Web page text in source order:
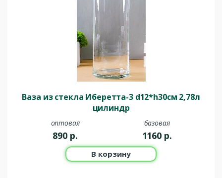
Ваза из стекла Иберетта-3 d12*h30см 2,78л
цилиндр
оптовая
890 р.
базовая
1160 р.
В корзину